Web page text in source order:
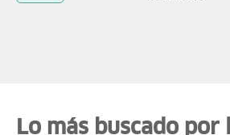
Lo más buscado